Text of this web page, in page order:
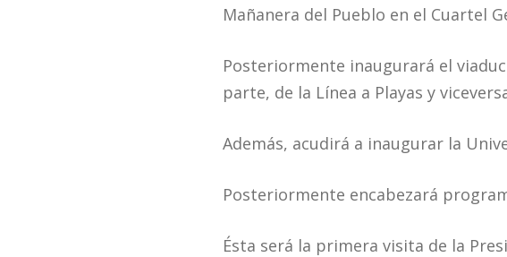
Mañanera del Pueblo en el Cuartel
Posteriormente inaugurará el
parte, de la Línea a Playas y
Además, acudirá a inaugurar la
Posteriormente encabezará
Ésta será la primera visita de la